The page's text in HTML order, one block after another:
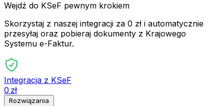
Wejdź do KSeF pewnym krokiem
Skorzystaj z naszej integracji za 0 zł i automatycznie
przesyłaj oraz pobieraj dokumenty z Krajowego
Systemu e-Faktur.
Integracja z KSeF
0 zł